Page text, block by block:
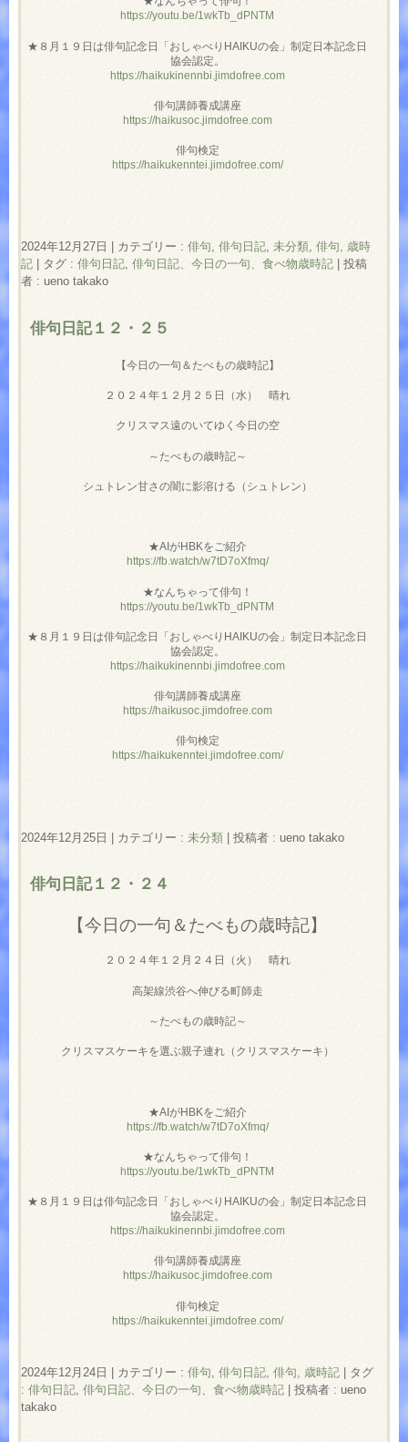
https://youtu.be/1wkTb_dPNTM
★８月１９日は俳句記念日「おしゃべりHAIKUの会」制定日本記念日
協会認定。
https://haikukinennbi.jimdofree.com
俳句講師養成講座
https://haikusoc.jimdofree.com
俳句検定
https://haikukenntei.jimdofree.com/
2024年12月27日 カテゴリー : 俳句, 俳句日記, 未分類, 俳句, 歳時
記
タグ : 俳句日記, 俳句日記、今日の一句、食べ物歳時記
投稿
者 : ueno takako
俳句日記１２・２５
【今日の一句＆たべもの歳時記】
２０２４年１２月２５日（水） 晴れ
クリスマス遠のいてゆく今日の空
～たべもの歳時記～
シュトレン甘さの闇に影溶ける（シュトレン）
★AIがHBKをご紹介
https://fb.watch/w7tD7oXfmq/
★なんちゃって俳句！
https://youtu.be/1wkTb_dPNTM
★８月１９日は俳句記念日「おしゃべりHAIKUの会」制定日本記念日
協会認定。
https://haikukinennbi.jimdofree.com
俳句講師養成講座
https://haikusoc.jimdofree.com
俳句検定
https://haikukenntei.jimdofree.com/
2024年12月25日 | カテゴリー : 未分類 | 投稿者 : ueno takako
俳句日記１２・２４
【今日の一句＆たべもの歳時記】
２０２４年１２月２４日（火） 晴れ
高架線渋谷へ伸びる町師走
～たべもの歳時記～
クリスマスケーキを選ぶ親子連れ（クリスマスケーキ）
★AIがHBKをご紹介
https://fb.watch/w7tD7oXfmq/
★なんちゃって俳句！
https://youtu.be/1wkTb_dPNTM
★８月１９日は俳句記念日「おしゃべりHAIKUの会」制定日本記念日
協会認定。
https://haikukinennbi.jimdofree.com
俳句講師養成講座
https://haikusoc.jimdofree.com
俳句検定
https://haikukenntei.jimdofree.com/
2024年12月24日 | カテゴリー : 俳句 俳句日記 俳句, 歳時記 | タグ
: 俳句日記 俳句日記、今日の一句、食べ物歳時記 | 投稿者 : ueno
takako